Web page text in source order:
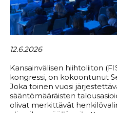
12.6.2026
Kansainvälisen hiihtoliiton
kongressi, on kokoontunut
Joka toinen vuosi
sääntömääräisten
olivat merkittävät